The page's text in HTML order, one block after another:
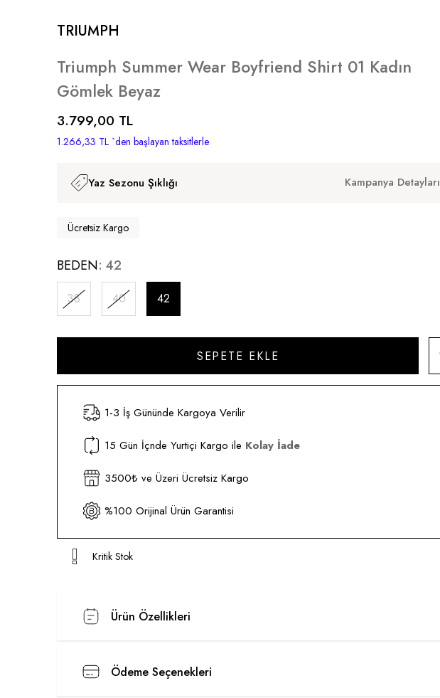
TRIUMPH
Triumph Summer Wear Boyfriend Shirt 01 Kadın
Gömlek Beyaz
3.799,00 TL
1.266,33 TL `den başlayan taksitlerle
Yaz Sezonu Şıklığı Kampanya Detayları
Ücretsiz Kargo
BEDEN 42
38 40 42
1-3 İş Gününde Kargoya Verilir
15 Gün İçnde Yurtiçi Kargo ile Kolay İade
3500₺ ve Üzeri Ücretsiz Kargo
%100 Orijinal Ürün Garantisi
Kritik Stok
Ürün Özellikleri
Ödeme Seçenekleri